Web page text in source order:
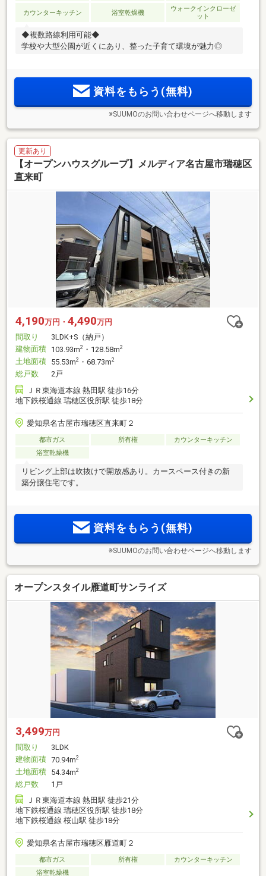
カウンターキッチン 浴室乾燥機
ウォークインクローゼ
ット
◆複数路線利用可能◆
学校や大型公園が近くにあり、整った子育て環境が魅力◎
資料をもらう(無料)
※SUUMOのお問い合わせページへ移動します
更新あり
【オープンハウスグループ】メルディア名古屋市瑞穂区
直来町
4,190万円・ 4,490万円
間取り
3LDK+S（納戸）
建物面積 103.93m2 ・128.58m2
土地面積 55.53m2 ・68.73m2
総戸数
2戸
ＪＲ東海道本線 熱田駅 徒歩16分
地下鉄桜通線 瑞穂区役所駅 徒歩18分
愛知県名古屋市瑞穂区直来町２
都市ガス 所有権
カウンターキッチン
浴室乾燥機
リビング上部は吹抜けで開放感あり。カースペース付きの新
築分譲住宅です。
資料をもらう(無料)
※SUUMOのお問い合わせページへ移動します
オープンスタイル雁道町サンライズ
3,499万円
間取り
3LDK
建物面積 70.94m2
土地面積 54.34m2
総戸数
1戸
ＪＲ東海道本線 熱田駅 徒歩21分
地下鉄桜通線 瑞穂区役所駅 徒歩18分
地下鉄桜通線 桜山駅 徒歩18分
愛知県名古屋市瑞穂区雁道町２
都市ガス 所有権
カウンターキッチン
浴室乾燥機